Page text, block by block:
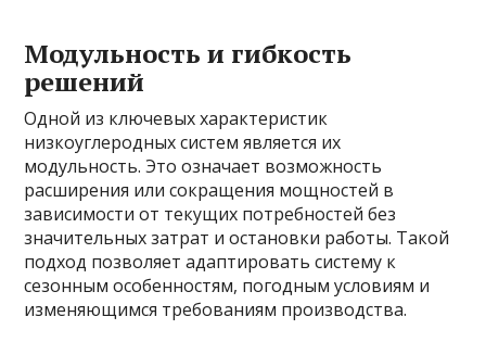
Модульность и гибкость
решений
Одной из ключевых характеристик
низкоуглеродных систем является их
модульность. Это означает возможность
расширения или сокращения мощностей в
зависимости от текущих потребностей без
значительных затрат и остановки работы. Такой
подход позволяет адаптировать систему к
сезонным особенностям, погодным условиям и
изменяющимся требованиям производства.